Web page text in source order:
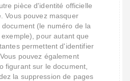
pièce d'identité officielle
Vous pouvez masquer
(le numéro de la
pour autant que
permettent d'identifier
pouvez également
figurant sur le document,
la suppression de pages